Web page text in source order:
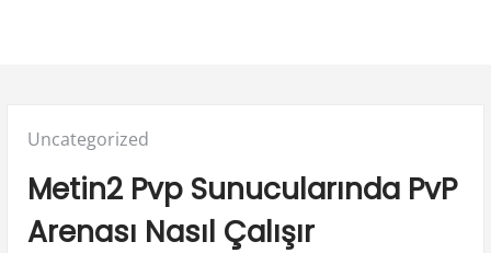
Posted
Uncategorized
Metin2 Pvp Sunucularında PvP
Arenası Nasıl Çalışır